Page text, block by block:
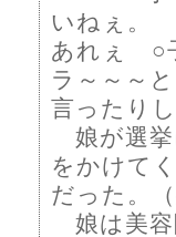
いねぇ。
あれぇ ○
ラ～～～
言ったり
娘が選挙
をかけて
だった。（
娘は美容